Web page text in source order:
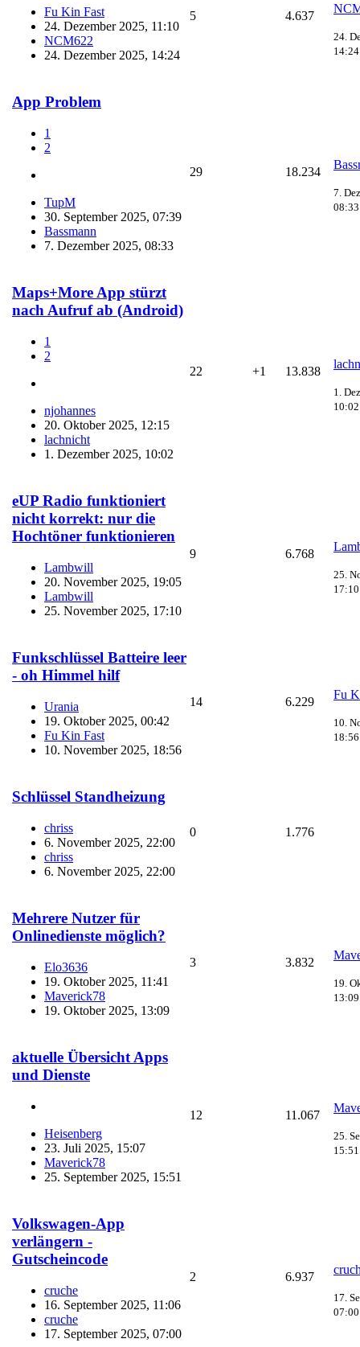
Fu Kin Fast
24. Dezember 2025, 11:10
NCM622
24. Dezember 2025, 14:24
5 4.637
24.
14:24
App Problem
1
2
TupM
30. September 2025, 07:39
Bassmann
7. Dezember 2025, 08:33
29 18.234
7.
08:33
Maps+More App stürzt
nach Aufruf ab (Android)
1
2
njohannes
20. Oktober 2025, 12:15
lachnicht
1. Dezember 2025, 10:02
22 +1 13.838
1.
10:02
eUP Radio funktioniert
nicht korrekt: nur die
Hochtöner funktionieren
Lambwill
20. November 2025, 19:05
Lambwill
25. November 2025, 17:10
9 6.768
25.
17:10
Funkschlüssel Batteire leer
- oh Himmel hilf
Urania
19. Oktober 2025, 00:42
Fu Kin Fast
10. November 2025, 18:56
14 6.229
Fu
10.
18:56
Schlüssel Standheizung
chriss
6. November 2025, 22:00
chriss
6. November 2025, 22:00
0 1.776
Mehrere Nutzer für
Onlinedienste möglich?
Elo3636
19. Oktober 2025, 11:41
Maverick78
19. Oktober 2025, 13:09
3 3.832
19.
13:09
aktuelle Übersicht Apps
und Dienste
Heisenberg
23. Juli 2025, 15:07
Maverick78
25. September 2025, 15:51
12 11.067
25.
15:51
Volkswagen-App
verlängern -
Gutscheincode
cruche
16. September 2025, 11:06
cruche
17. September 2025, 07:00
2 6.937
17.
07:00